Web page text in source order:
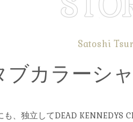
Satoshi
ブカラーシ
、独立してDEAD KENNEDYS